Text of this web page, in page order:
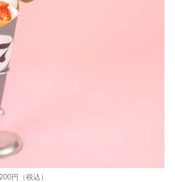
円（税込）